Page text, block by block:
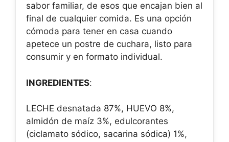
sabor familiar, de esos que encajan bien al
final de cualquier comida. Es una opción
cómoda para tener en casa cuando
apetece un postre de cuchara, listo para
consumir y en formato individual.
INGREDIENTES:
LECHE desnatada 87%, HUEVO 8%,
almidón de maíz 3%, edulcorantes
(ciclamato sódico, sacarina sódica) 1%,